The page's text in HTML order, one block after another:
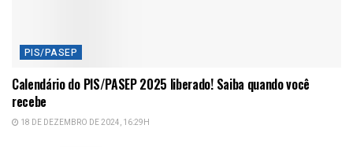
PIS/PASEP
Calendário do PIS/PASEP 2025 liberado! Saiba quando você
recebe
18 DE DEZEMBRO DE 2024, 16:29H